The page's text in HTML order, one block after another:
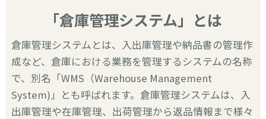
「倉庫管理システム」とは
倉庫管理システムとは、入出庫管理や納品書の管理作
成など、倉庫における業務を管理するシステムの名称
で、別名「WMS（Warehouse Management
System)」とも呼ばれます。倉庫管理システムは、入
出庫管理や在庫管理、出荷管理から返品情報まで様々